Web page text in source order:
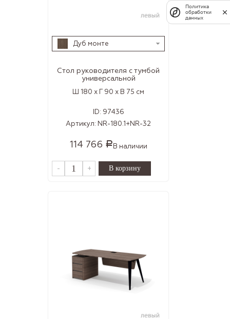
Дуб монте
Стол руководителя с тумбой
универсальной
Ш 180 x Г 90 x В 75 см
ID: 97436
Артикул: NR-180.1+NR-32
114 766 Р В наличии
- +
Политика
обработки
данных